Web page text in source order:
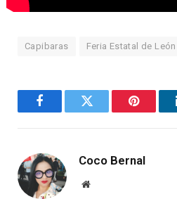
Capibaras Feria Estatal de León
FacebookTwitter Pinterest
Coco Bernal
Website